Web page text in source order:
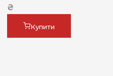
₴
Купити